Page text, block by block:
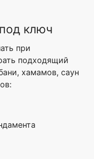
ключ
при
подходящий
хамамов, саун